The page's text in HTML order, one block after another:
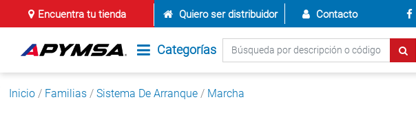
Encuentra tu tienda Quiero ser distribuidor Contacto
Categorías
Inicio / Familias / Sistema De Arranque / Marcha